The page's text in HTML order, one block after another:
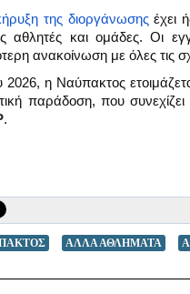
της διοργάνωσηςέχει
αθλητές και ομάδες. Οι
ανακοίνωση με όλες τις
2026, η Ναύπακτος
παράδοση, που
.
ΑΛΛΑ ΑΘΛΗΜΑΤΑ